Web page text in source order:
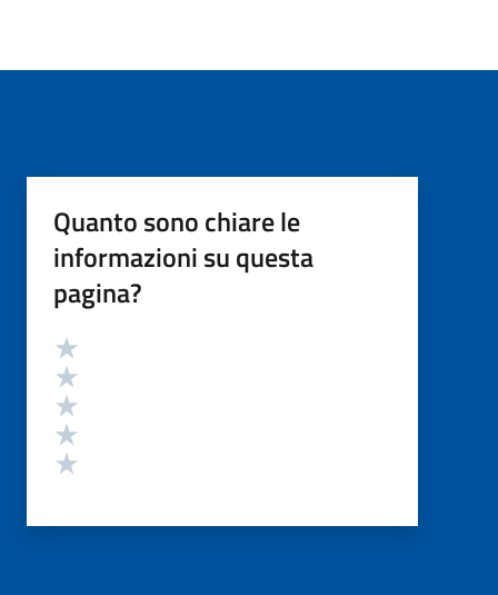
Quanto sono chiare le
informazioni su questa
pagina?
Valutazione